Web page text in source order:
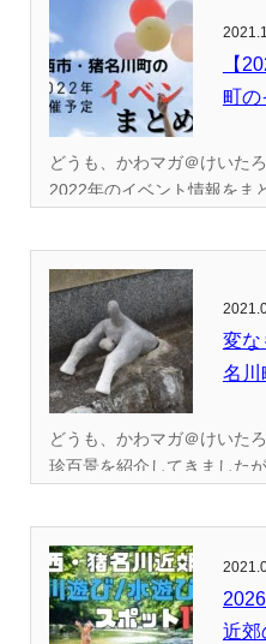
【
町の
どうも、かわマガ＠けいた
2022年のイベント情報をま
変な
名川
どうも、かわマガ＠けいた
珍百景を紹介してきました
近郊